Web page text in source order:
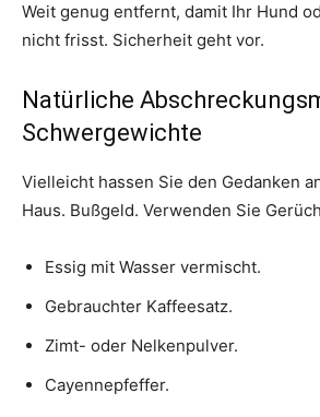
Weit genug entfernt, damit Ihr Hund
nicht frisst. Sicherheit geht vor.
Natürliche
Schwergewichte
Vielleicht hassen Sie den Gedanken
Haus. Bußgeld. Verwenden Sie
Essig mit Wasser vermischt.
Gebrauchter Kaffeesatz.
Zimt- oder Nelkenpulver.
Cayennepfeffer.